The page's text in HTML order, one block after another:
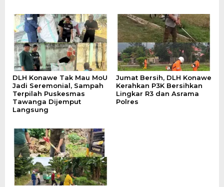
DLH Konawe Tak Mau MoU
Jadi Seremonial, Sampah
Terpilah Puskesmas
Tawanga Dijemput
Langsung
Jumat Bersih, DLH Konawe
Kerahkan P3K Bersihkan
Lingkar R3 dan Asrama
Polres